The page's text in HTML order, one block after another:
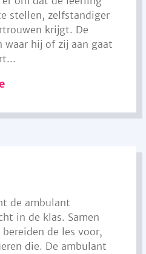
stellen, zelfstandiger
krijgt. De
waar hij of zij aan gaat
de ambulant
in de klas. Samen
de les voor,
die. De ambulant